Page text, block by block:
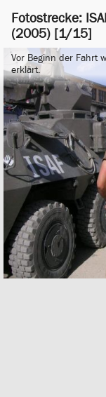
Fotostrecke:
(2005) [1/15]
Vor Beginn der Fahrt
erklärt.